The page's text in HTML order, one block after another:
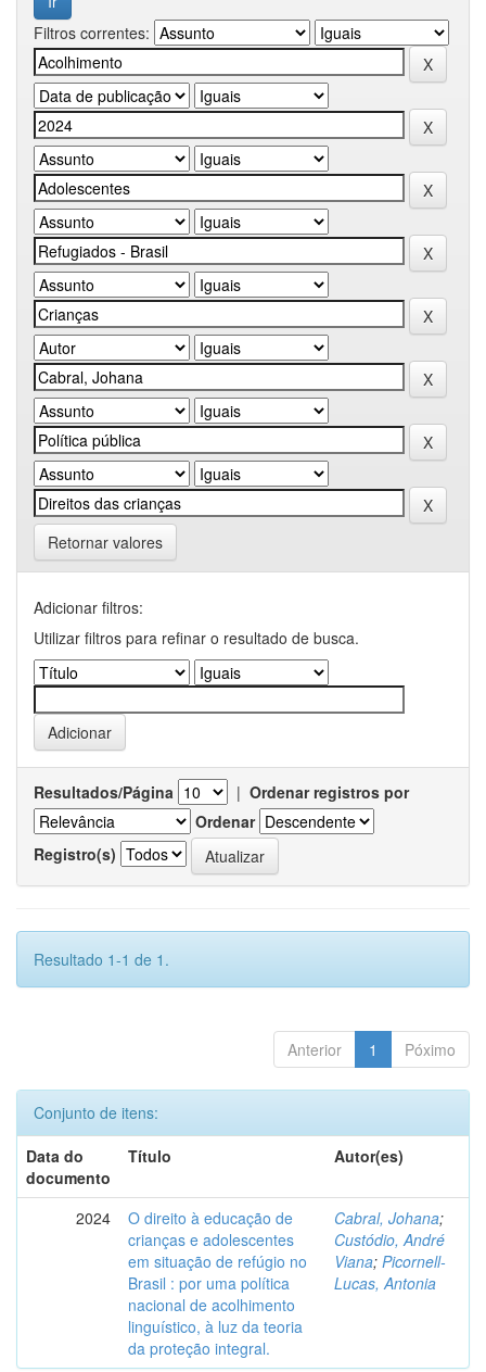
Filtros correntes:
Retornar valores
Adicionar filtros:
Utilizar filtros para refinar o resultado de busca.
Resultados/Página | Ordenar registros por
Ordenar
Registro(s)
Resultado 1-1 de 1.
Anterior 1 Póximo
Conjunto de itens:
Data do
documento
Título Autor(es)
2024
O direito à educação de
crianças e adolescentes
em situação de refúgio no
Brasil : por uma política
nacional de acolhimento
linguístico, à luz da teoria
da proteção integral.
Cabral, Johana;
Custódio, André
Viana; Picornell-
Lucas, Antonia